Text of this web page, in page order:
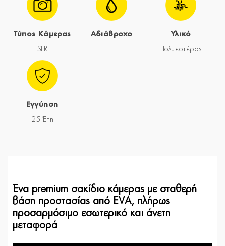
Τύπος Κάμερας
SLR
Αδιάβροχο Υλικό
Πολυεστέρας
Εγγύηση
25 Έτη
Ένα premium σακίδιο κάμερας με σταθερή
βάση προστασίας από EVA, πλήρως
προσαρμόσιμο εσωτερικό και άνετη
μεταφορά